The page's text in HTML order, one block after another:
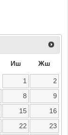
Иш Жш
1
2
8
9
15
16
22
23